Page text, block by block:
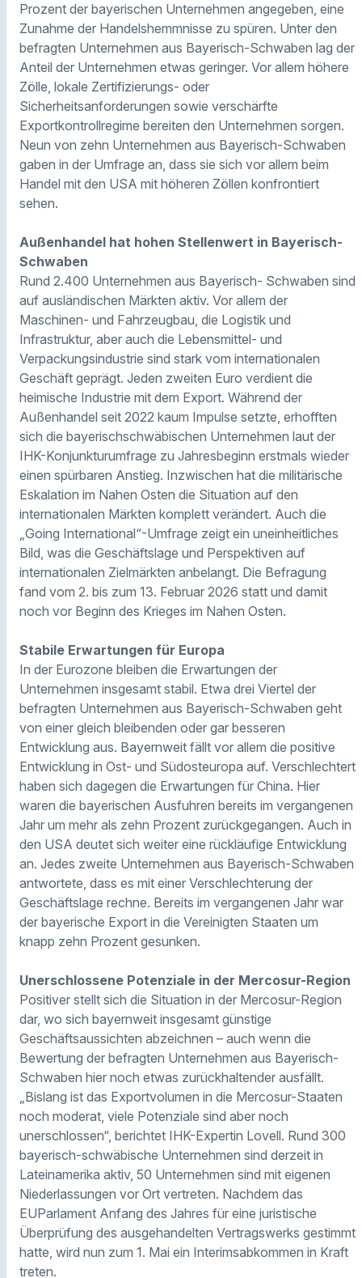
Prozent der bayerischen Unternehmen angegeben, eine
Zunahme der Handelshemmnisse zu spüren. Unter den
befragten Unternehmen aus Bayerisch-Schwaben lag der
Anteil der Unternehmen etwas geringer. Vor allem höhere
Zölle, lokale Zertifizierungs- oder
Sicherheitsanforderungen sowie verschärfte
Exportkontrollregime bereiten den Unternehmen sorgen.
Neun von zehn Unternehmen aus Bayerisch-Schwaben
gaben in der Umfrage an, dass sie sich vor allem beim
Handel mit den USA mit höheren Zöllen konfrontiert
sehen.
Außenhandel hat hohen Stellenwert in Bayerisch-
Schwaben
Rund 2.400 Unternehmen aus Bayerisch- Schwaben sind
auf ausländischen Märkten aktiv. Vor allem der
Maschinen- und Fahrzeugbau, die Logistik und
Infrastruktur, aber auch die Lebensmittel- und
Verpackungsindustrie sind stark vom internationalen
Geschäft geprägt. Jeden zweiten Euro verdient die
heimische Industrie mit dem Export. Während der
Außenhandel seit 2022 kaum Impulse setzte, erhofften
sich die bayerischschwäbischen Unternehmen laut der
IHK-Konjunkturumfrage zu Jahresbeginn erstmals wieder
einen spürbaren Anstieg. Inzwischen hat die militärische
Eskalation im Nahen Osten die Situation auf den
internationalen Märkten komplett verändert. Auch die
„Going International“-Umfrage zeigt ein uneinheitliches
Bild, was die Geschäftslage und Perspektiven auf
internationalen Zielmärkten anbelangt. Die Befragung
fand vom 2. bis zum 13. Februar 2026 statt und damit
noch vor Beginn des Krieges im Nahen Osten.
Stabile Erwartungen für Europa
In der Eurozone bleiben die Erwartungen der
Unternehmen insgesamt stabil. Etwa drei Viertel der
befragten Unternehmen aus Bayerisch-Schwaben geht
von einer gleich bleibenden oder gar besseren
Entwicklung aus. Bayernweit fällt vor allem die positive
Entwicklung in Ost- und Südosteuropa auf. Verschlechtert
haben sich dagegen die Erwartungen für China. Hier
waren die bayerischen Ausfuhren bereits im vergangenen
Jahr um mehr als zehn Prozent zurückgegangen. Auch in
den USA deutet sich weiter eine rückläufige Entwicklung
an. Jedes zweite Unternehmen aus Bayerisch-Schwaben
antwortete, dass es mit einer Verschlechterung der
Geschäftslage rechne. Bereits im vergangenen Jahr war
der bayerische Export in die Vereinigten Staaten um
knapp zehn Prozent gesunken.
Unerschlossene Potenziale in der Mercosur-Region
Positiver stellt sich die Situation in der Mercosur-Region
dar, wo sich bayernweit insgesamt günstige
Geschäftsaussichten abzeichnen – auch wenn die
Bewertung der befragten Unternehmen aus Bayerisch-
Schwaben hier noch etwas zurückhaltender ausfällt.
„Bislang ist das Exportvolumen in die Mercosur-Staaten
noch moderat, viele Potenziale sind aber noch
unerschlossen“, berichtet IHK-Expertin Lovell. Rund 300
bayerisch-schwäbische Unternehmen sind derzeit in
Lateinamerika aktiv, 50 Unternehmen sind mit eigenen
Niederlassungen vor Ort vertreten. Nachdem das
EUParlament Anfang des Jahres für eine juristische
Überprüfung des ausgehandelten Vertragswerks gestimmt
hatte, wird nun zum 1. Mai ein Interimsabkommen in Kraft
treten.